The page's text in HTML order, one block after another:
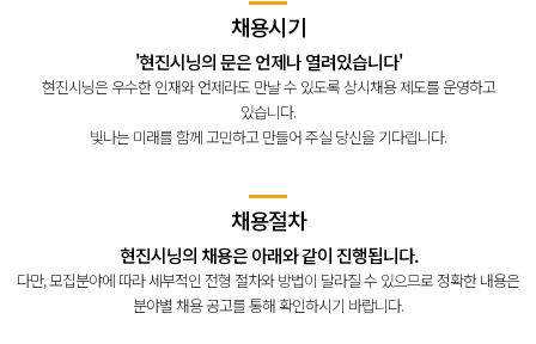
채용시기
'현진시닝의 문은 언제나 열려있습니다'
현진시닝은 우수한 인재와 언제라도 만날 수 있도록 상시채용 제도를 운영하고
있습니다.
빛나는 미래를 함께 고민하고 만들어 주실 당신을 기다립니다.
채용절차
현진시닝의 채용은 아래와 같이 진행됩니다.
다만, 모집분야에 따라 세부적인 전형 절차와 방법이 달라질 수 있으므로 정확한 내용은
분야별 채용 공고를 통해 확인하시기 바랍니다.